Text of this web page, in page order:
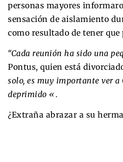
personas mayores
sensación de aislamiento
como resultado de tener
“Cada reunión ha sido una
Pontus, quien está
solo, es muy importante ver a
deprimido «.
¿Extraña abrazar a su